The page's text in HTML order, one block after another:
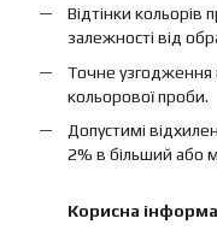
Відтінки
залежності від
Точне узгодження
кольорової проби.
Допустимі
2% в більший або
Корисна